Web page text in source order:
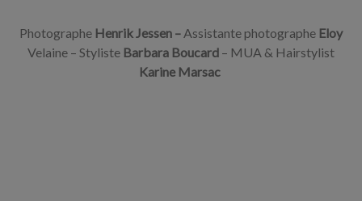
Photographe Henrik Jessen – Assistante photographe Eloy
Velaine – Styliste Barbara Boucard – MUA & Hairstylist
Karine Marsac